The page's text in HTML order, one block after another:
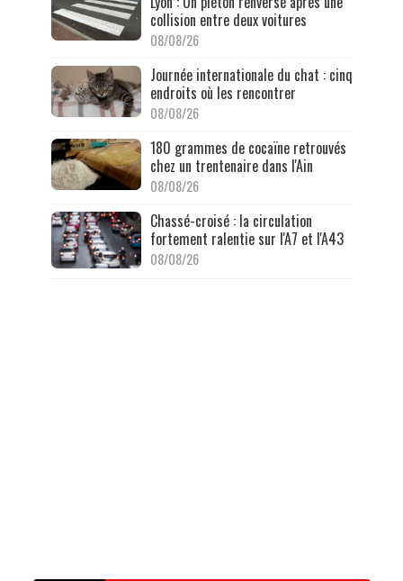
collision entre deux voitures
08/08/26
Journée internationale du chat : cinq
endroits où les rencontrer
08/08/26
180 grammes de cocaïne retrouvés
chez un trentenaire dans l'Ain
08/08/26
Chassé-croisé : la circulation
fortement ralentie sur l'A7 et l'A43
08/08/26